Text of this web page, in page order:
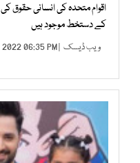
کے دستخط موجود ہیں
ویب ڈیسک | JAN 27, 2022 06:35 PM |